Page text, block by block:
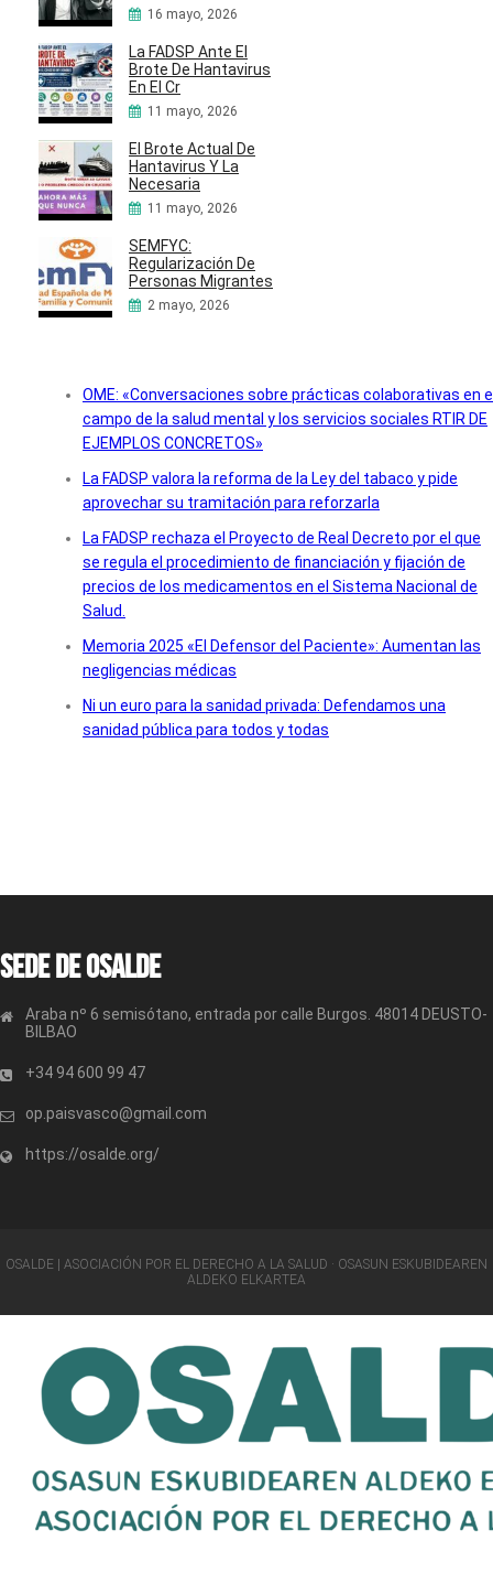
16 mayo, 2026
La FADSP Ante El
Brote De Hantavirus
En El Cr
11 mayo, 2026
El Brote Actual De
Hantavirus Y La
Necesaria
11 mayo, 2026
SEMFYC:
Regularización De
Personas Migrantes
2 mayo, 2026
OME: «Conversaciones sobre prácticas colaborativas en
campo de la salud mental y los servicios sociales RTIR DE
EJEMPLOS CONCRETOS»
La FADSP valora la reforma de la Ley del tabaco y pide
aprovechar su tramitación para reforzarla
La FADSP rechaza el Proyecto de Real Decreto por el que
se regula el procedimiento de financiación y fijación de
precios de los medicamentos en el Sistema Nacional de
Salud.
Memoria 2025 «El Defensor del Paciente»: Aumentan las
negligencias médicas
Ni un euro para la sanidad privada: Defendamos una
sanidad pública para todos y todas
Sede de OSALDE
Araba nº 6 semisótano, entrada por calle Burgos. 48014 DEUSTO-
BILBAO
+34 94 600 99 47
op.paisvasco@gmail.com
https://osalde.org/
OSALDE | ASOCIACIÓN POR EL DERECHO A LA SALUD · OSASUN ESKUBIDEAREN
ALDEKO ELKARTEA